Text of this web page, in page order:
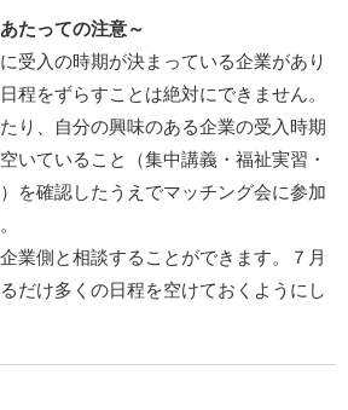
たっての注意～
受入の時期が決まっている企業があり
程をずらすことは絶対にできません。
り、自分の興味のある企業の受入時期
いていること（集中講義・福祉実習・
を確認したうえでマッチング会に参加
業側と相談することができます。７月
だけ多くの日程を空けておくようにし